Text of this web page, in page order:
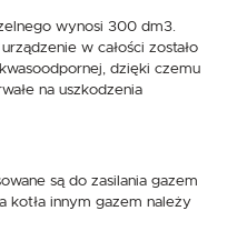
wynosi 300 dm3.
w całości zostało
dzięki czemu
na uszkodzenia
są do zasilania gazem
kotła innym gazem należy